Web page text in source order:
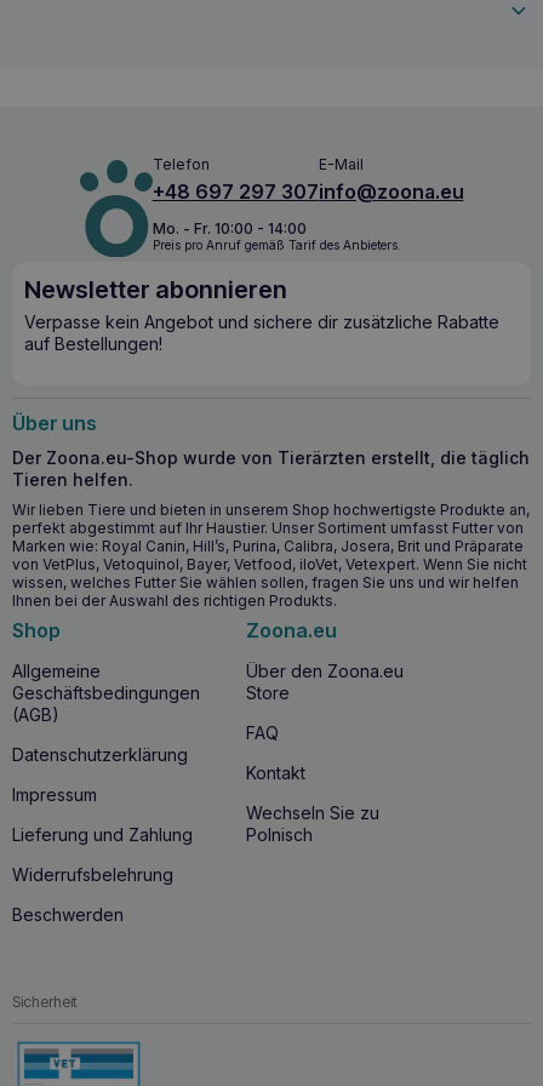
Darüber hinaus enthält das Produkt
Stärke
Grüntee-Extrakt, die eine unterstützende Wirkung haben,
indem sie die Schleimhaut schützen und freie Radikale
neutralisieren.
Die wichtigsten gesundheitlichen
Vorteile: VETFOOD Acid Balance 30
Kapseln
Verdauungssystems.
Effektive Neutralisierung von Salzsäure.
Schutz der Schleimhäute von Speiseröhre, Magen und
Zwölffingerdarm.
Unterstützung der Funktion des Verdauungssystems.
Verringerung der schädlichen Auswirkungen der freien
Radikale.
Wann sollten Sie mit der Einnahme von
VETFOOD Acid Balance 30 Kapseln
beginnen?
VETFOOD Acid Balance 30 Kapseln
erhöhtem Salzsäuregehalt
und bei
prophylaktisch oder als Teil einer unterstützenden
Therapie bei unerwünschten Symptomen eingesetzt
Telefon
+48 697 297 307
E-Mail
info@zoona.eu
Mo. - Fr. 10:00 - 14:00
Preis pro Anruf gemäß Tarif des Anbieters.
Newsletter abonnieren
Verpasse kein Angebot und sichere dir zusätzliche Rabatte
auf Bestellungen!
Über uns
Der Zoona.eu-Shop wurde von Tierärzten erstellt, die täglich
Tieren helfen.
Wir lieben Tiere und bieten in unserem Shop hochwertigste Produkte an,
perfekt abgestimmt auf Ihr Haustier. Unser Sortiment umfasst Futter von
Marken wie: Royal Canin, Hill’s, Purina, Calibra, Josera, Brit und Präparate
von VetPlus, Vetoquinol, Bayer, Vetfood, iloVet, Vetexpert. Wenn Sie nicht
wissen, welches Futter Sie wählen sollen, fragen Sie uns und wir helfen
Ihnen bei der Auswahl des richtigen Produkts.
Shop
Allgemeine
Geschäftsbedingungen
(AGB)
Datenschutzerklärung
Impressum
Lieferung und Zahlung
Widerrufsbelehrung
Beschwerden
Zoona.eu
Über den Zoona.eu
Store
FAQ
Kontakt
Wechseln Sie zu
Polnisch
Sicherheit